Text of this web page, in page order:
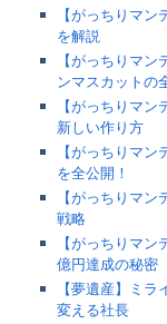
【がっちりマ
を解説
【がっちりマ
ンマスカットの
【がっちりマ
新しい作り方
【がっちりマ
を全公開！
【がっちりマ
戦略
【がっちりマ
億円達成の秘密
【夢遺産】ミ
変える社長